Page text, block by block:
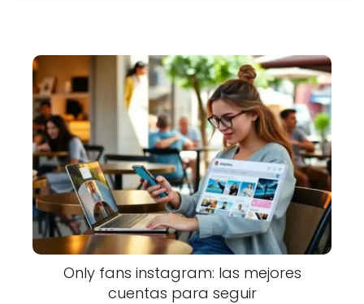
Only fans instagram: las mejores
cuentas para seguir